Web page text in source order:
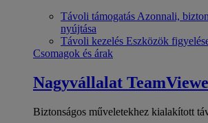
Távoli támogatás Azonnali,
nyújtása
Távoli kezelés Eszközök
Csomagok és árak
Nagyvállalat
Biztonságos műveletekhez kialakított